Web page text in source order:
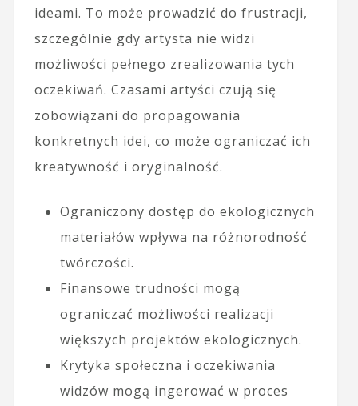
ideami. To może prowadzić do frustracji,
szczególnie gdy artysta nie widzi
możliwości pełnego zrealizowania tych
oczekiwań. Czasami artyści czują się
zobowiązani do propagowania
konkretnych idei, co może ograniczać ich
kreatywność i oryginalność.
Ograniczony dostęp do ekologicznych
materiałów wpływa na różnorodność
twórczości.
Finansowe trudności mogą
ograniczać możliwości realizacji
większych projektów ekologicznych.
Krytyka społeczna i oczekiwania
widzów mogą ingerować w proces